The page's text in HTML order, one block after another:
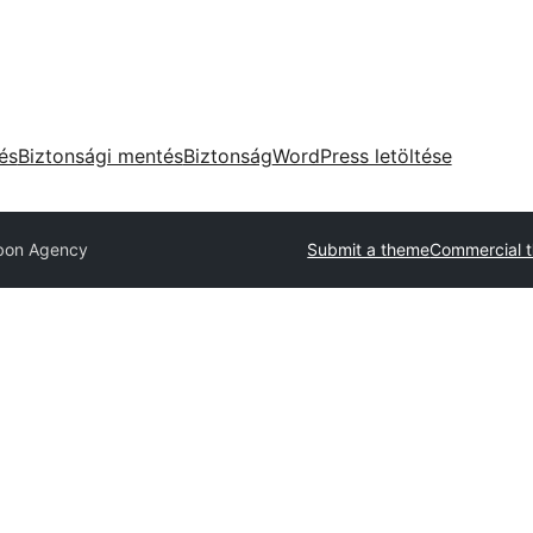
Biztonsági mentésBiztonságWordPress letöltése
Agency Submit a themeCommercial